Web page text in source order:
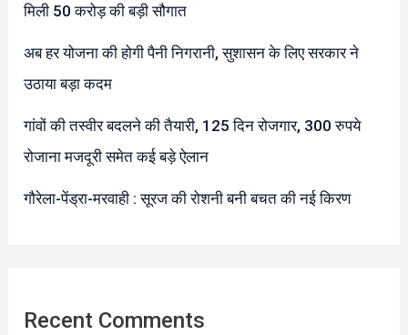
मिली 50 करोड़ की बड़ी सौगात
अब हर योजना की होगी पैनी निगरानी, सुशासन के लिए सरकार ने
उठाया बड़ा कदम
गांवों की तस्वीर बदलने की तैयारी, 125 दिन रोजगार, 300 रुपये
रोजाना मजदूरी समेत कई बड़े ऐलान
गौरेला-पेंड्रा-मरवाही : सूरज की रोशनी बनी बचत की नई किरण
Recent Comments